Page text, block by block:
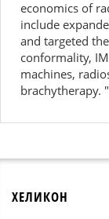
economics of
include
and targeted
conformality,
machines,
brachytherapy.
ХЕЛИКОН